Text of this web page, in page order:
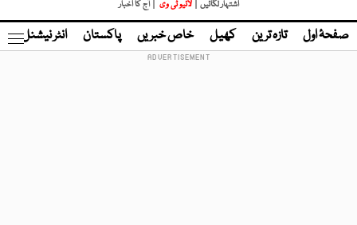
اشتہار لگائیں |
لائیو ٹی وی | آج کا اخبار
صفحۂ اول تازہ ترین کھیل خاص خبریں پاکستان انٹر نیشنل